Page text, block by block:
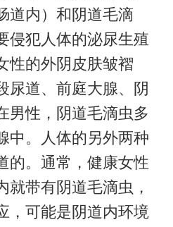
道内）和阴道毛滴
侵犯人体的泌尿生殖
性的外阴皮肤皱褶
尿道、前庭大腺、阴
男性，阴道毛滴虫多
中。人体的另外两种
的。通常，健康女性
就带有阴道毛滴虫，
，可能是阴道内环境